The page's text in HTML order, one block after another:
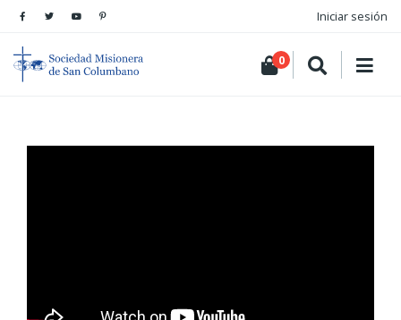
Iniciar sesión
0